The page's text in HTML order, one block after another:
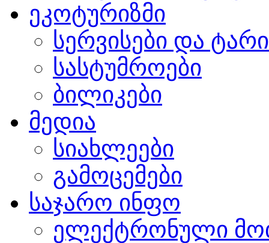
ეკოტურიზმი
სერვისები და
სასტუმროები
ბილიკები
მედია
სიახლეები
გამოცემები
საჯარო ინფო
ელექტრონული